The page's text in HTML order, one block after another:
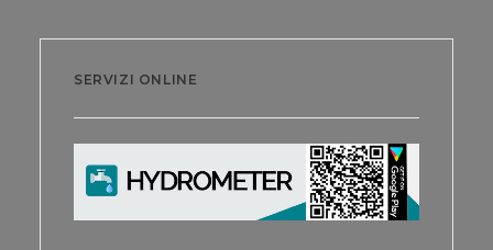
SERVIZI ONLINE